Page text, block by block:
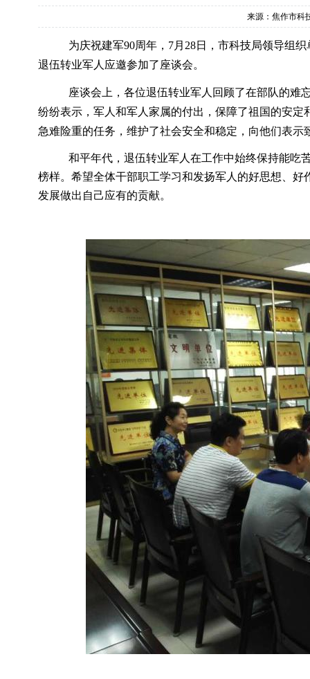
来源：焦作市
为庆祝建军90周年， 7月 28日，市科技局领导组
退伍转业军人应邀参加了座谈会。
座谈会上，各位退伍转业军人回顾了在部队的难
纷纷表示，军人和军人家属的付出，保障了祖国的安
急难险重的任务，维护了社会安全和稳定，向他们表示
和平年代，退伍转业军人在工作中始终保持能吃
榜样。希望全体干部职工学习和发扬军人的好思想、
发展做出自己应有的贡献。